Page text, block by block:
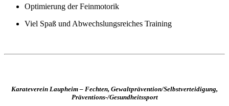
Optimierung der Feinmotorik
Viel Spaß und Abwechslungsreiches Training
Karateverein Laupheim – Fechten, Gewaltprävention/Selbstverteidigung,
Präventions-/Gesundheitssport